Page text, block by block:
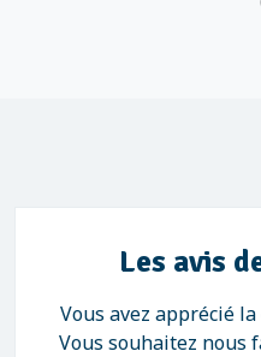
Les avis
Vous avez apprécié
Vous souhaitez nous